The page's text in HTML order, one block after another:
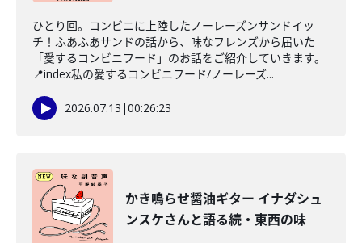
ひとり回。コンビニに上陸したノーレーズンサンドイッ
チ！ふあふあサンドの話から、味なフレンズから届いた
「愛するコンビニフード」のお話をご紹介していきます。
📍index私の愛するコンビニフード/ノーレーズ...
2026.07.13 |00:26:23
かき鳴らせ醤油ギター イナダシュ
ンスケさんと語る続・東西の味